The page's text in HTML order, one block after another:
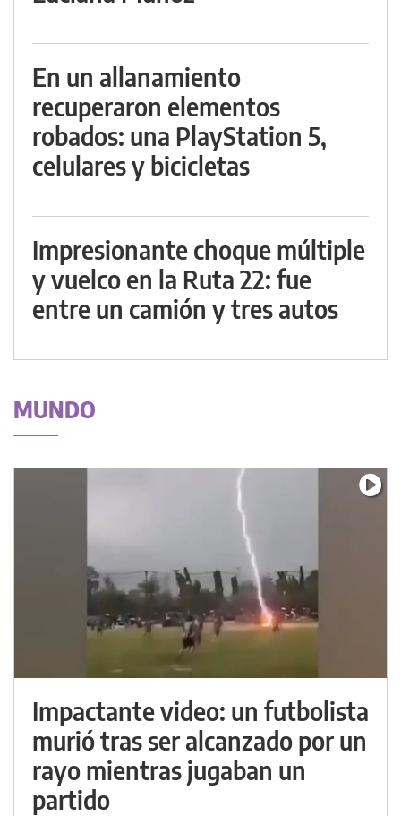
En un allanamiento
recuperaron elementos
robados: una PlayStation 5,
celulares y bicicletas
Impresionante choque múltiple
y vuelco en la Ruta 22: fue
entre un camión y tres autos
MUNDO
Impactante video: un futbolista
murió tras ser alcanzado por un
rayo mientras jugaban un
partido